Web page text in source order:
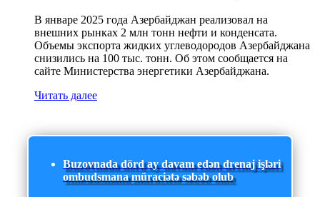
В январе 2025 года Азербайджан реализовал на
внешних рынках 2 млн тонн нефти и конденсата.
Объемы экспорта жидких углеводородов Азербайджана
снизились на 100 тыс. тонн. Об этом сообщается на
сайте Министерства энергетики Азербайджана.
Читать далее
Buzovnada dörd ay davam edən drenaj işləri
ombudsmana müraciətə səbəb olub